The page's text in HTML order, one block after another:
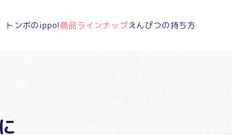
トンボのippo!商品ラインナップえんぴつの持ち方